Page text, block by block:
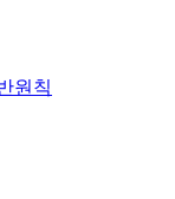
원칙